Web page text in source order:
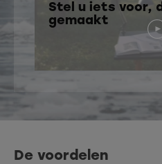
Stel u iets voor,
gemaakt
De voordelen